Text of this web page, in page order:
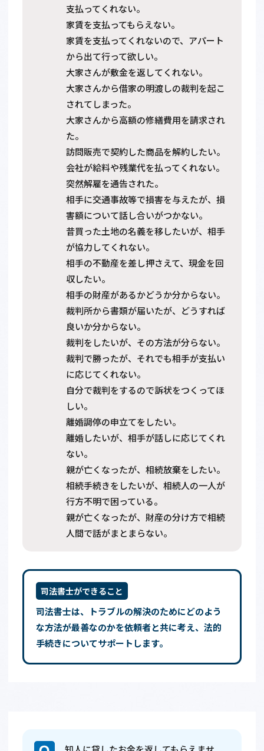
支払ってくれない。
家賃を支払ってもらえない。
家賃を支払ってくれないので、アパート
から出て行って欲しい。
大家さんが敷金を返してくれない。
大家さんから借家の明渡しの裁判を起こ
されてしまった。
大家さんから高額の修繕費用を請求され
た。
訪問販売で契約した商品を解約したい。
会社が給料や残業代を払ってくれない。
突然解雇を通告された。
相手に交通事故等で損害を与えたが、損
害額について話し合いがつかない。
昔買った土地の名義を移したいが、相手
が協力してくれない。
相手の不動産を差し押さえて、現金を回
収したい。
相手の財産があるかどうか分からない。
裁判所から書類が届いたが、どうすれば
良いか分からない。
裁判をしたいが、その方法が分らない。
裁判で勝ったが、それでも相手が支払い
に応じてくれない。
自分で裁判をするので訴状をつくってほ
しい。
離婚調停の申立てをしたい。
離婚したいが、相手が話しに応じてくれ
ない。
親が亡くなったが、相続放棄をしたい。
相続手続きをしたいが、相続人の一人が
行方不明で困っている。
親が亡くなったが、財産の分け方で相続
人間で話がまとまらない。
司法書士ができること
司法書士は、トラブルの解決のためにどのよう
な方法が最善なのかを依頼者と共に考え、法的
手続きについてサポートします。